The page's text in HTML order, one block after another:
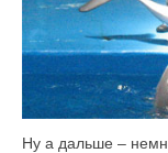
Ну а дальше –